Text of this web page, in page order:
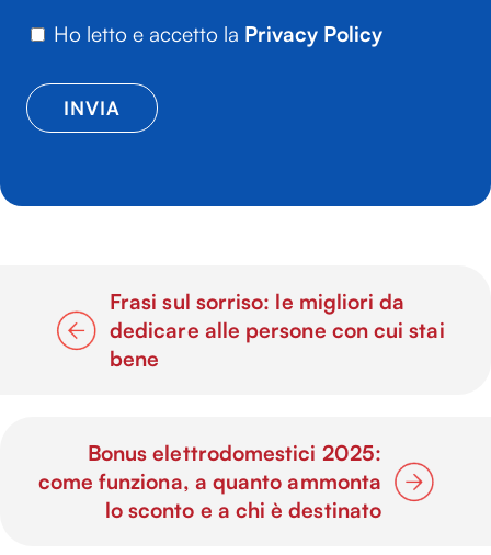
Ho letto e accetto la Privacy Policy
Frasi sul sorriso: le migliori da
dedicare alle persone con cui stai
bene
Bonus elettrodomestici 2025:
come funziona, a quanto ammonta
lo sconto e a chi è destinato